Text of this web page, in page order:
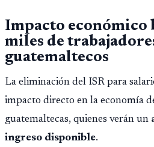
Impacto económico
miles de
guatemaltecos
La eliminación del ISR para
impacto directo en la economía
guatemaltecas, quienes verán un
ingreso disponible.